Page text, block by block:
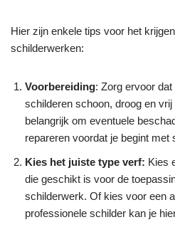
Hier zijn enkele tips voor het
schilderwerken:
Voorbereiding: Zorg ervoor
schilderen schoon, droog en
belangrijk om eventuele
repareren voordat je begint met
Kies het juiste type verf: Kies
die geschikt is voor de
schilderwerk. Of kies voor een
professionele schilder kan je